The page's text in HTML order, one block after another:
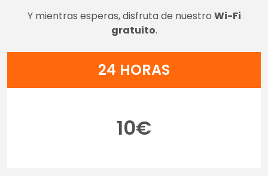
Y mientras esperas, disfruta de nuestro Wi-Fi
gratuito.
24 HORAS
10€